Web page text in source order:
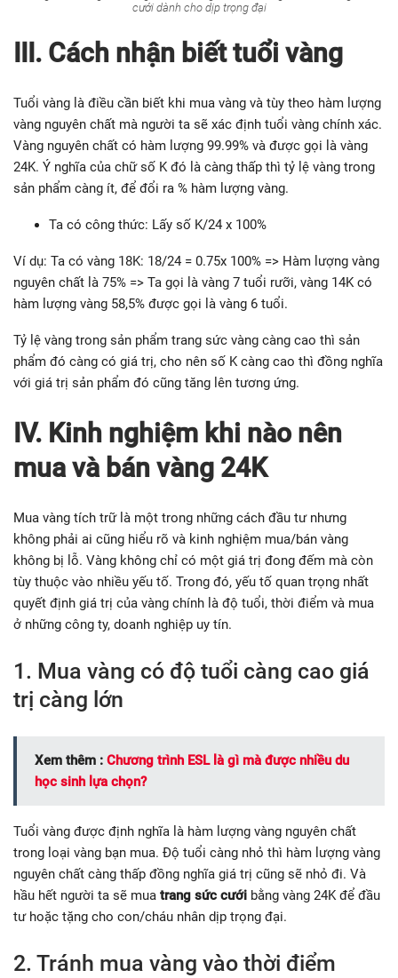
cưới dành cho dịp trọng đại
III. Cách nhận biết tuổi vàng
Tuổi vàng là điều cần biết khi mua vàng và tùy theo hàm lượng
vàng nguyên chất mà người ta sẽ xác định tuổi vàng chính xác.
Vàng nguyên chất có hàm lượng 99.99% và được gọi là vàng
24K. Ý nghĩa của chữ số K đó là càng thấp thì tỷ lệ vàng trong
sản phẩm càng ít, để đổi ra % hàm lượng vàng.
Ta có công thức: Lấy số K/24 x 100%
Ví dụ: Ta có vàng 18K: 18/24 = 0.75x 100% => Hàm lượng vàng
nguyên chất là 75% => Ta gọi là vàng 7 tuổi rưỡi, vàng 14K có
hàm lượng vàng 58,5% được gọi là vàng 6 tuổi.
Tỷ lệ vàng trong sản phẩm trang sức vàng càng cao thì sản
phẩm đó càng có giá trị, cho nên số K càng cao thì đồng nghĩa
với giá trị sản phẩm đó cũng tăng lên tương ứng.
IV. Kinh nghiệm khi nào nên
mua và bán vàng 24K
Mua vàng tích trữ là một trong những cách đầu tư nhưng
không phải ai cũng hiểu rõ và kinh nghiệm mua/bán vàng
không bị lỗ. Vàng không chỉ có một giá trị đong đếm mà còn
tùy thuộc vào nhiều yếu tố. Trong đó, yếu tố quan trọng nhất
quyết định giá trị của vàng chính là độ tuổi, thời điểm và mua
ở những công ty, doanh nghiệp uy tín.
1. Mua vàng có độ tuổi càng cao giá
trị càng lớn
Xem thêm : Chương trình ESL là gì mà được nhiều du
học sinh lựa chọn?
Tuổi vàng được định nghĩa là hàm lượng vàng nguyên chất
trong loại vàng bạn mua. Độ tuổi càng nhỏ thì hàm lượng vàng
nguyên chất càng thấp đồng nghĩa giá trị cũng sẽ nhỏ đi. Và
hầu hết người ta sẽ mua trang sức cưới bằng vàng 24K để đầu
tư hoặc tặng cho con/cháu nhân dịp trọng đại.
2. Tránh mua vàng vào thời điểm